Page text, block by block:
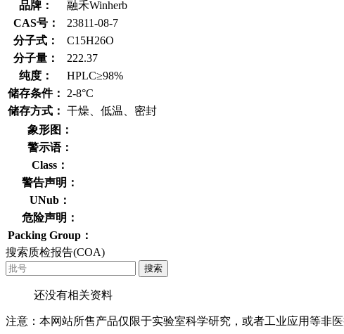
品牌：
融禾Winherb
CAS号：
23811-08-7
分子式：
C15H26O
分子量：
222.37
纯度：
HPLC≥98%
储存条件：
2-8°C
储存方式： 干燥、低温、密封
象形图：
警示语：
Class：
警告声明：
UNub：
危险声明：
Packing Group：
搜索质检报告(COA)
搜索
还没有相关资料
注意：本网站所售产品仅限于实验室科学研究，或者工业应用等非